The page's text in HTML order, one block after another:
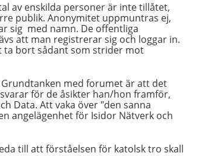
av enskilda personer är inte tillåtet,
publik. Anonymitet uppmuntras ej,
sig med namn. De offentliga
att man registrerar sig och loggar in.
ta bort sådant som strider mot
med forumet är att det
för de åsikter han/hon framför,
Data. Att vaka över "den sanna
angelägenhet för Isidor Nätverk och
till att förståelsen för katolsk tro skall